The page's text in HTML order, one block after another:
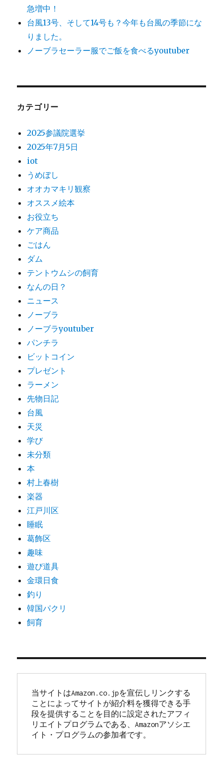
急増中！
台風13号、そして14号も？今年も台風の季節にな
りました。
ノーブラセーラー服でご飯を食べるyoutuber
カテゴリー
2025参議院選挙
2025年7月5日
iot
うめぼし
オオカマキリ観察
オススメ絵本
お役立ち
ケア商品
ごはん
ダム
テントウムシの飼育
なんの日？
ニュース
ノーブラ
ノーブラyoutuber
パンチラ
ビットコイン
プレゼント
ラーメン
先物日記
台風
天災
学び
未分類
本
村上春樹
楽器
江戸川区
睡眠
葛飾区
趣味
遊び道具
金環日食
釣り
韓国パクリ
飼育
当サイトはAmazon.co.jpを宣伝しリンクする
ことによってサイトが紹介料を獲得できる手
段を提供することを目的に設定されたアフィ
リエイトプログラムである、Amazonアソシエ
イト・プログラムの参加者です。